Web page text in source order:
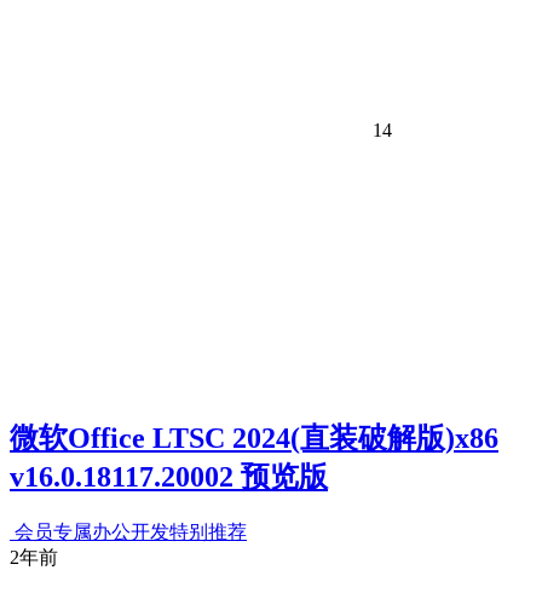
14
微软Office LTSC 2024(直装破解版)x86
v16.0.18117.20002 预览版
会员专属办公开发特别推荐
2年前